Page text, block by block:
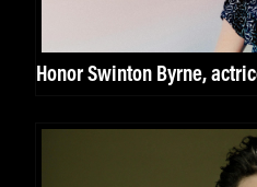
Honor Swinton Byrne,